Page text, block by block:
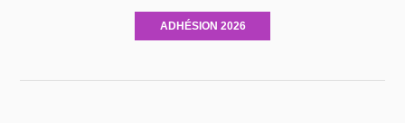
ADHÉSION 2026